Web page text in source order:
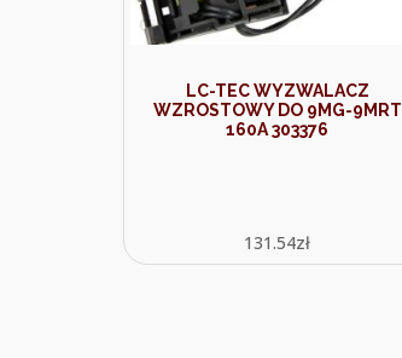
LC-TEC WYZWALACZ
WZROSTOWY DO 9MG-9MRT
160A 303376
131.54zł